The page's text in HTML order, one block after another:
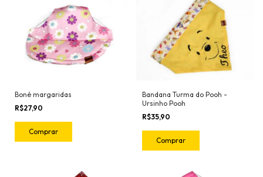
Boné margaridas
R$27,90
Comprar
Bandana Turma do Pooh -
Ursinho Pooh
R$35,90
Comprar